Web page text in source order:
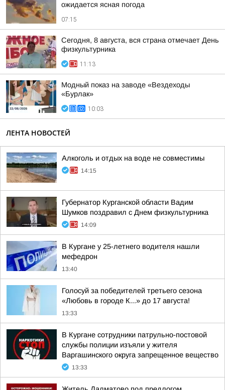
ожидается ясная погода
07:15
Сегодня, 8 августа, вся страна отмечает День
физкультурника
11:13
Модный показ на заводе «Вездеходы
«Бурлак»
10:03
ЛЕНТА НОВОСТЕЙ
Алкоголь и отдых на воде не совместимы
14:15
Губернатор Курганской области Вадим
Шумков поздравил с Днем физкультурника
14:09
В Кургане у 25-летнего водителя нашли
мефедрон
13:40
Голосуй за победителей третьего сезона
«Любовь в городе К...» до 17 августа!
13:33
В Кургане сотрудники патрульно-постовой
службы полиции изъяли у жителя
Варгашинского округа запрещенное вещество
13:33